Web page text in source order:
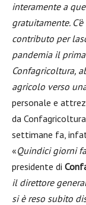
interamente a
gratuitamente.
contributo per
pandemia il
Confagricoltura,
agricolo verso
personale e
da
settimane fa,
«Quindici giorni fa
presidente di
il direttore
si è reso subito